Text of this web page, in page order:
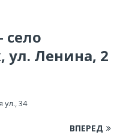
село
ул. Ленина, 2
34
ВПЕРЕД